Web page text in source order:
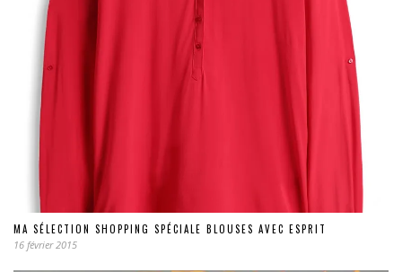
MA SÉLECTION SHOPPING SPÉCIALE BLOUSES AVEC ESPRIT
16 février 2015